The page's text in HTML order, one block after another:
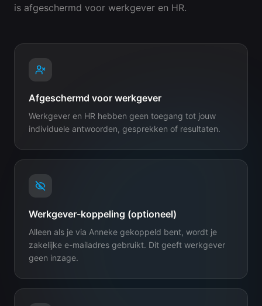
is afgeschermd voor werkgever en HR.
Afgeschermd voor werkgever
Werkgever en HR hebben geen toegang tot jouw
individuele antwoorden, gesprekken of resultaten.
Werkgever-koppeling (optioneel)
Alleen als je via Anneke gekoppeld bent, wordt je
zakelijke e-mailadres gebruikt. Dit geeft werkgever
geen inzage.